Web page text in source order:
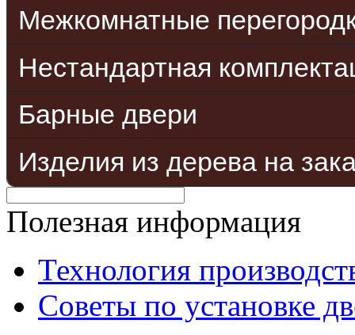
Межкомнатные
Нестандартная
Барные двери
Изделия из дерева на
Полезная информация
Технология
Советы по установке